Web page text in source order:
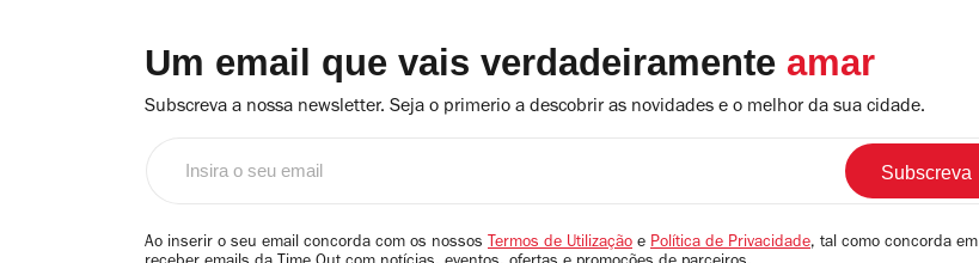
Um email que vais verdadeiramente amar
Subscreva a nossa newsletter. Seja o primerio a descobrir as novidades e o melhor da sua cidade.
email
Ao inserir o seu email concorda com os nossos Termos de Utilização e Política de Privacidade, tal como concorda em